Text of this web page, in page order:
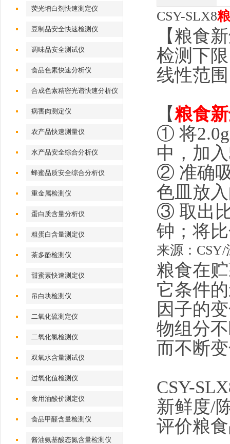
荧光增白剂快速测定仪
豆制品安全快速检测仪
调味品安全测试仪
食品色素快速分析仪
合成色素精密光谱快速分析仪
病害肉测定仪
农产品快速测量仪
水产品安全综合分析仪
蜂蜜品质安全综合分析仪
重金属检测仪
蛋白质含量分析仪
粗蛋白含量测定仪
茶多酚检测仪
甜蜜素快速测定仪
吊白块检测仪
二氧化硫测定仪
二氧化氯检测仪
双氧水含量测试仪
过氧化值检测仪
食用油酸价测定仪
食品甲醛含量检测仪
酱油氨基酸态氮含量检测仪
CSY-SLX8
【粮食
检测下
线性范
【粮食
① 将
中，加
② 准确
色皿放
③ 取出
钟；将
来源：
粮食在
它条件
因子的
物组分
而不断
CSY-
新鲜度/
评价粮